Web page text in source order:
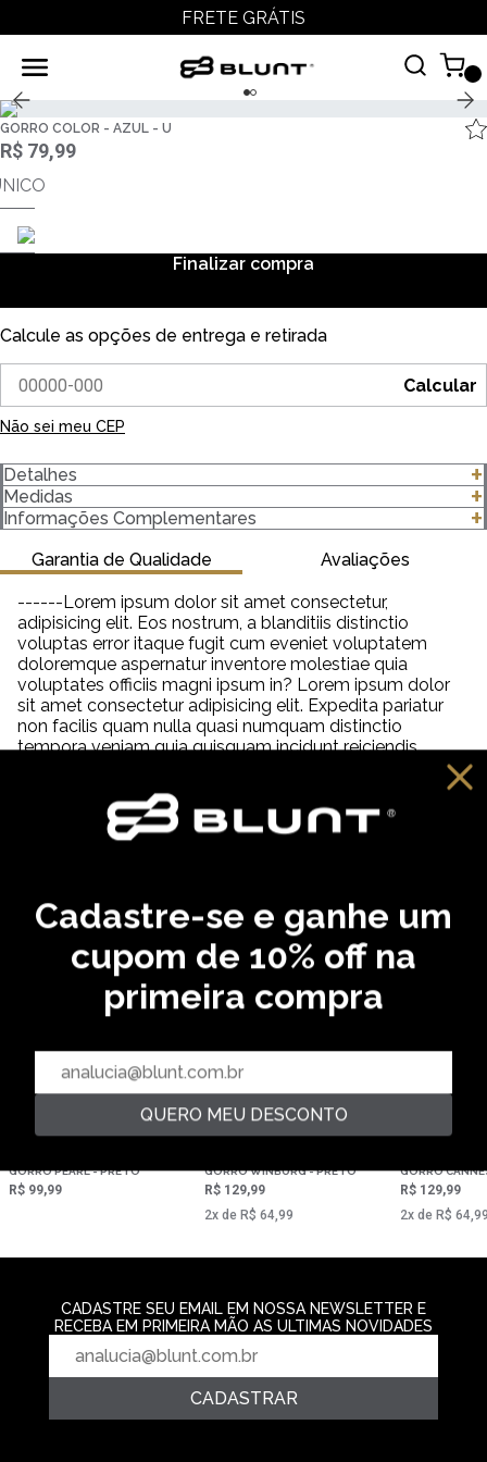
FRETE GRÁTIS
GORRO COLOR - AZUL - U
R$ 79,99
Finalizar compra
Calcule as opções de entrega e retirada
Calcular
Não sei meu CEP
Detalhes
O Gorro Color possui modelagem moderna e detalhe de
barra com vira. Ideal para compor looks despojados e atuais,
perfeito para os dias de temperaturas amenas.
Medidas
clique para abrir as medidas
Informações Complementares
Garantia de Qualidade
------Lorem ipsum dolor sit amet consectetur,
adipisicing elit. Eos nostrum, a blanditiis distinctio
voluptas error itaque fugit cum eveniet voluptatem
doloremque aspernatur inventore molestiae quia
voluptates officiis magni ipsum in? Lorem ipsum dolor
sit amet consectetur adipisicing elit. Expedita pariatur
non facilis quam nulla quasi numquam distinctio
tempora veniam quia quisquam incidunt reiciendis,
saepe neque unde labore illum dolor provident. Lorem
ipsum dolor sit amet consectetur adipisicing elit. Aut
distinctio adipisci hic molestiae, amet quibusdam
cupiditate inventore fugit eveniet aliquam similique
Avaliações
VOCÊ PODE GOSTAR
,
,
GORRO PEARL - PRETO
R$ 99,99
,
GORRO WINBURG - PRETO
R$ 129,99
2‌x de R$ 64,99
GORRO
R$ 129,99
2‌x de R$
Cadastre-se e ganhe um
cupom de 10% off na
primeira compra
QUERO MEU DESCONTO
CADASTRE SEU EMAIL EM NOSSA NEWSLETTER E
RECEBA EM PRIMEIRA MÃO AS ULTIMAS NOVIDADES
CADASTRAR